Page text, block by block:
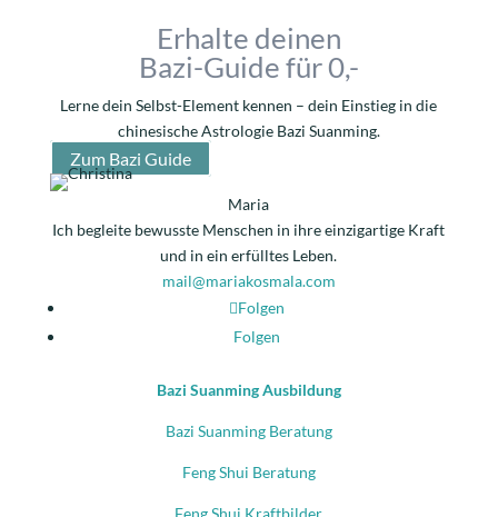
Erhalte deinen
Bazi-Guide für 0,-
Lerne dein Selbst-Element kennen – dein Einstieg in die
chinesische Astrologie Bazi Suanming.
Zum Bazi Guide
Maria
Ich begleite bewusste Menschen in ihre einzigartige Kraft
und in ein erfülltes Leben.
mail@mariakosmala.com
Folgen
Folgen
Bazi Suanming Ausbildung
Bazi Suanming Beratung
Feng Shui Beratung
Feng Shui Kraftbilder